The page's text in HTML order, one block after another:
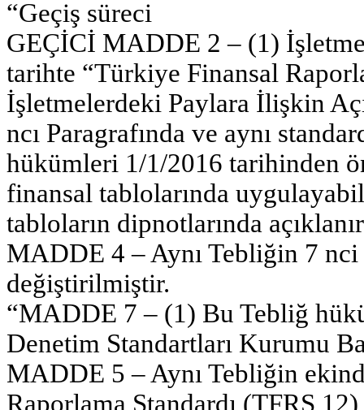
“Geçiş süreci
GEÇİCİ MADDE 2 – (1)
tarihte “Türkiye Finansal
İşletmelerdeki Paylara İlişkin
ncı Paragrafında ve aynı
hükümleri 1/1/2016 tarihinden
finansal tablolarında
tabloların dipnotlarında
MADDE 4 – Aynı Tebliğin 7 nci
değiştirilmiştir.
“MADDE 7 – (1) Bu Tebliğ
Denetim Standartları Kurumu
MADDE 5 – Aynı Tebliğin
Raporlama Standardı (TFRS